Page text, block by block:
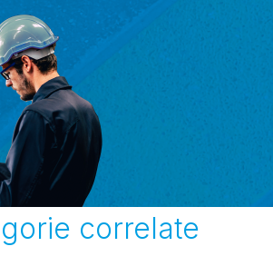
correlate